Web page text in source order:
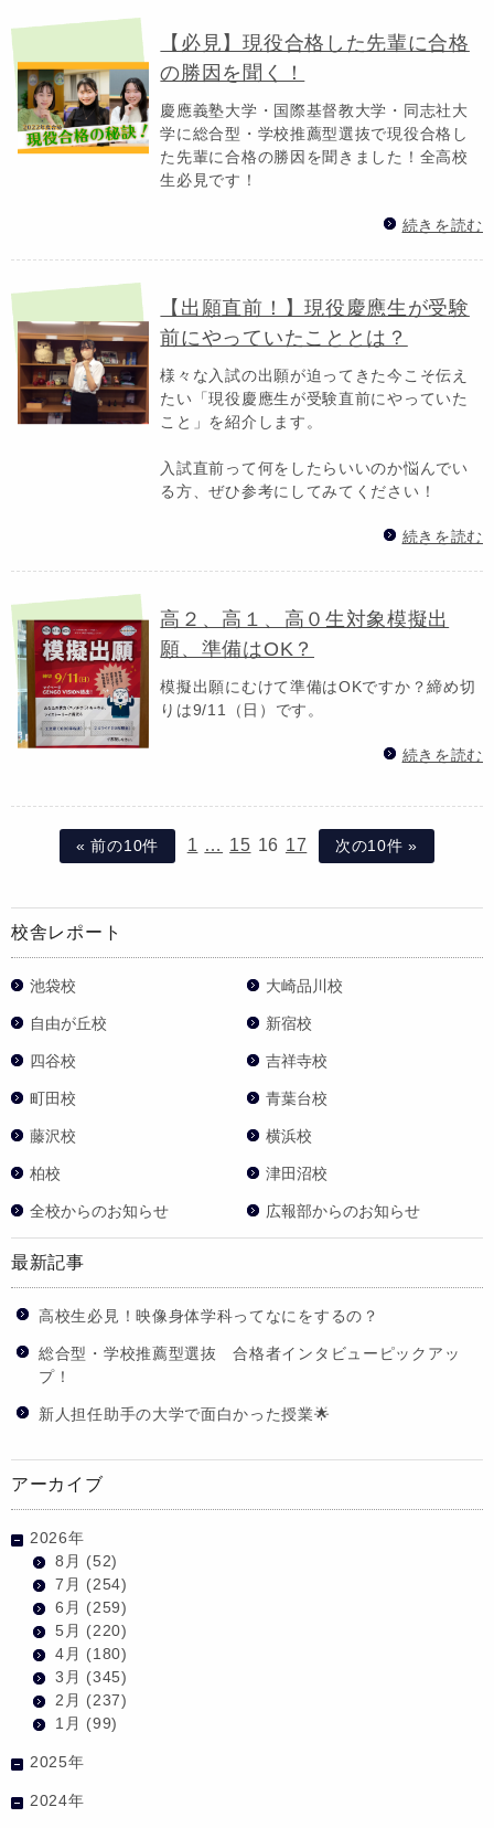
【必見】現役合格した先輩に合格
の勝因を聞く！
慶應義塾大学・国際基督教大学・同志社大
学に総合型・学校推薦型選抜で現役合格し
た先輩に合格の勝因を聞きました！全高校
生必見です！
続きを読む
【出願直前！】現役慶應生が受験
前にやっていたこととは？
様々な入試の出願が迫ってきた今こそ伝え
たい「現役慶應生が受験直前にやっていた
こと」を紹介します。
入試直前って何をしたらいいのか悩んでい
る方、ぜひ参考にしてみてください！
続きを読む
高２、高１、高０生対象模擬出
願、準備はOK？
模擬出願にむけて準備はOKですか？締め切
りは9/11（日）です。
続きを読む
« 前の10件 1 … 15 16 17 次の10件 »
校舎レポート
池袋校 大崎品川校
自由が丘校 新宿校
四谷校 吉祥寺校
町田校 青葉台校
藤沢校 横浜校
柏校 津田沼校
全校からのお知らせ 広報部からのお知らせ
最新記事
高校生必見！映像身体学科ってなにをするの？
総合型・学校推薦型選抜 合格者インタビューピックアッ
プ！
新人担任助手の大学で面白かった授業🌟
アーカイブ
2026年
8月 (52)
7月 (254)
6月 (259)
5月 (220)
4月 (180)
3月 (345)
2月 (237)
1月 (99)
2025年
2024年